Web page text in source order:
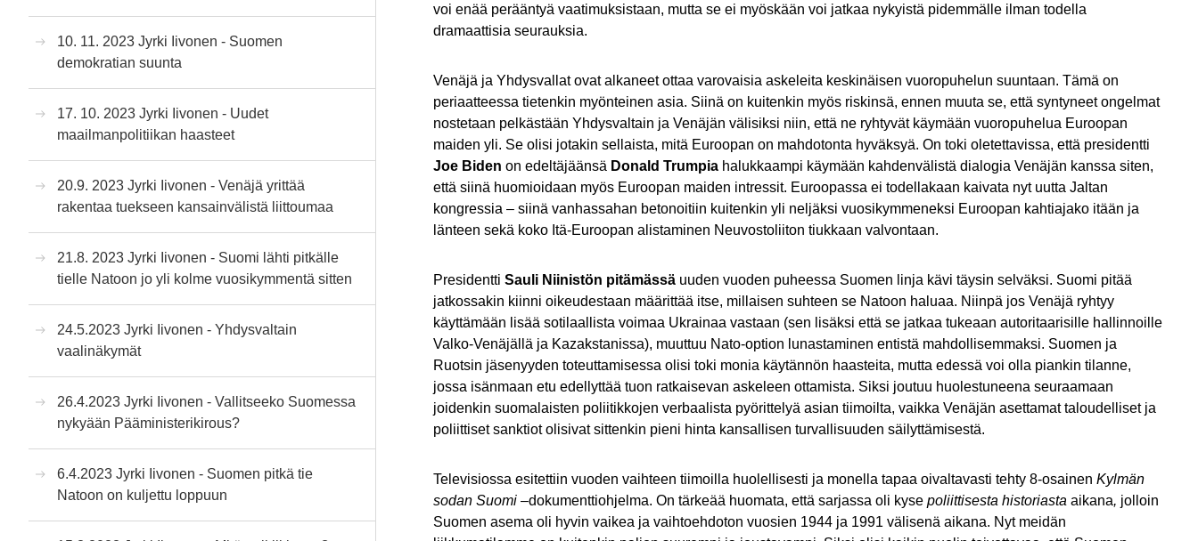
voi enää perääntyä vaatimuksistaan, mutta se ei myöskään voi jatkaa nykyistä pidemmälle ilman todella
dramaattisia seurauksia.
Venäjä ja Yhdysvallat ovat alkaneet ottaa varovaisia askeleita keskinäisen vuoropuhelun suuntaan. Tämä on
periaatteessa tietenkin myönteinen asia. Siinä on kuitenkin myös riskinsä, ennen muuta se, että syntyneet ongelmat
nostetaan pelkästään Yhdysvaltain ja Venäjän välisiksi niin, että ne ryhtyvät käymään vuoropuhelua Euroopan
maiden yli. Se olisi jotakin sellaista, mitä Euroopan on mahdotonta hyväksyä. On toki oletettavissa, että presidentti
Joe Biden on edeltäjäänsä Donald Trumpia halukkaampi käymään kahdenvälistä dialogia Venäjän kanssa siten,
että siinä huomioidaan myös Euroopan maiden intressit. Euroopassa ei todellakaan kaivata nyt uutta Jaltan
kongressia – siinä vanhassahan betonoitiin kuitenkin yli neljäksi vuosikymmeneksi Euroopan kahtiajako itään ja
länteen sekä koko Itä-Euroopan alistaminen Neuvostoliiton tiukkaan valvontaan.
Presidentti Sauli Niinistön pitämässä uuden vuoden puheessa Suomen linja kävi täysin selväksi. Suomi pitää
jatkossakin kiinni oikeudestaan määrittää itse, millaisen suhteen se Natoon haluaa. Niinpä jos Venäjä ryhtyy
käyttämään lisää sotilaallista voimaa Ukrainaa vastaan (sen lisäksi että se jatkaa tukeaan autoritaarisille hallinnoille
Valko-Venäjällä ja Kazakstanissa), muuttuu Nato-option lunastaminen entistä mahdollisemmaksi. Suomen ja
Ruotsin jäsenyyden toteuttamisessa olisi toki monia käytännön haasteita, mutta edessä voi olla piankin tilanne,
jossa isänmaan etu edellyttää tuon ratkaisevan askeleen ottamista. Siksi joutuu huolestuneena seuraamaan
joidenkin suomalaisten poliitikkojen verbaalista pyörittelyä asian tiimoilta, vaikka Venäjän asettamat taloudelliset ja
poliittiset sanktiot olisivat sittenkin pieni hinta kansallisen turvallisuuden säilyttämisestä.
Televisiossa esitettiin vuoden vaihteen tiimoilla huolellisesti ja monella tapaa oivaltavasti tehty 8-osainen Kylmän
sodan Suomi –dokumenttiohjelma. On tärkeää huomata, että sarjassa oli kyse poliittisesta historiasta aikana, jolloin
Suomen asema oli hyvin vaikea ja vaihtoehdoton vuosien 1944 ja 1991 välisenä aikana. Nyt meidän
10. 11. 2023 Jyrki Iivonen - Suomen
demokratian suunta
17. 10. 2023 Jyrki Iivonen - Uudet
maailmanpolitiikan haasteet
20.9. 2023 Jyrki Iivonen - Venäjä yrittää
rakentaa tuekseen kansainvälistä liittoumaa
21.8. 2023 Jyrki Iivonen - Suomi lähti pitkälle
tielle Natoon jo yli kolme vuosikymmentä sitten
24.5.2023 Jyrki Iivonen - Yhdysvaltain
vaalinäkymät
26.4.2023 Jyrki Iivonen - Vallitseeko Suomessa
nykyään Pääministerikirous?
6.4.2023 Jyrki Iivonen - Suomen pitkä tie
Natoon on kuljettu loppuun